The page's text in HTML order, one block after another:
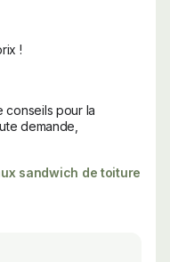
!
conseils pour la
demande,
sandwich de toiture